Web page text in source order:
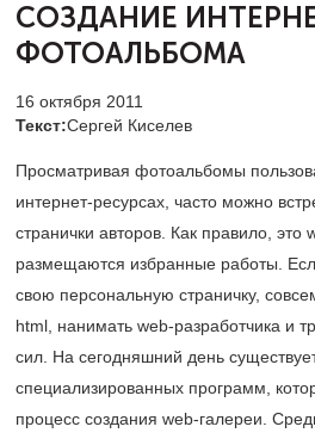
СОЗДАНИЕ
ФОТОАЛЬБОМА
16 октября 2011
Текст:Сергей Киселев
Просматривая фотоальбомы
интернет-ресурсах, часто можно
странички авторов. Как правило, это
размещаются избранные работы.
свою персональную страничку,
html, нанимать web-разработчика и
сил. На сегодняшний день
специализированных программ,
процесс создания web-галереи.